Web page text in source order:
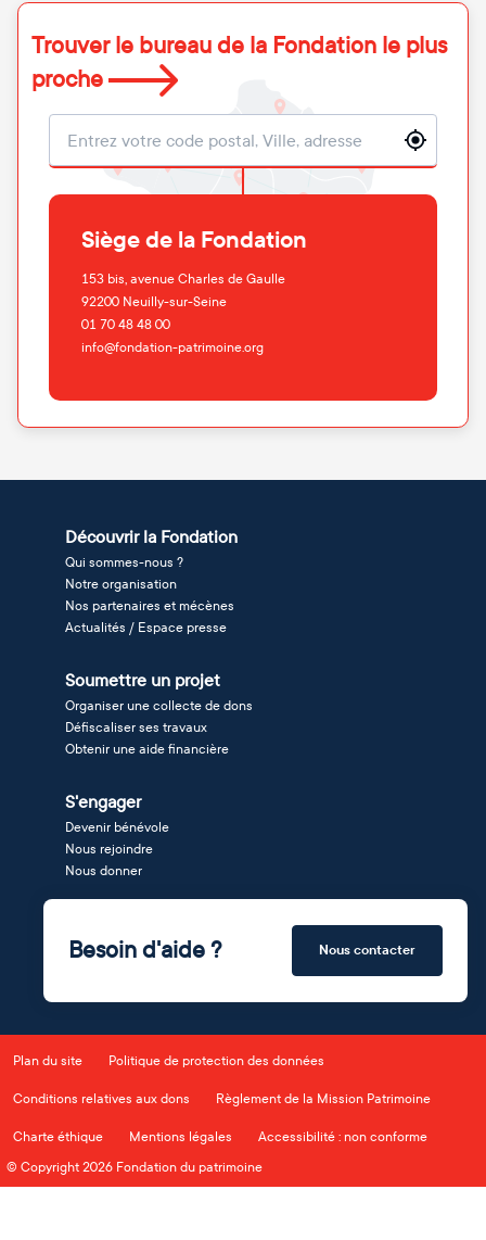
Trouver le bureau de la Fondation le plus
proche
Localisation
Siège de la Fondation
153 bis, avenue Charles de Gaulle
92200 Neuilly-sur-Seine
01 70 48 48 00
info@fondation-patrimoine.org
Découvrir la Fondation
Qui sommes-nous ?
Notre organisation
Nos partenaires et mécènes
Actualités / Espace presse
Soumettre un projet
Organiser une collecte de dons
Défiscaliser ses travaux
Obtenir une aide financière
S'engager
Devenir bénévole
Nous rejoindre
Nous donner
Besoin d'aide ? Nous contacter
Plan du site Politique de protection des données
Conditions relatives aux dons Règlement de la Mission Patrimoine
Charte éthique Mentions légales
Accessibilité : non conforme
© Copyright 2026 Fondation du patrimoine